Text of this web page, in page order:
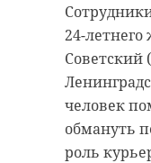
24-
Советский
человек
обмануть
роль
В
хоккея с
волейбола.